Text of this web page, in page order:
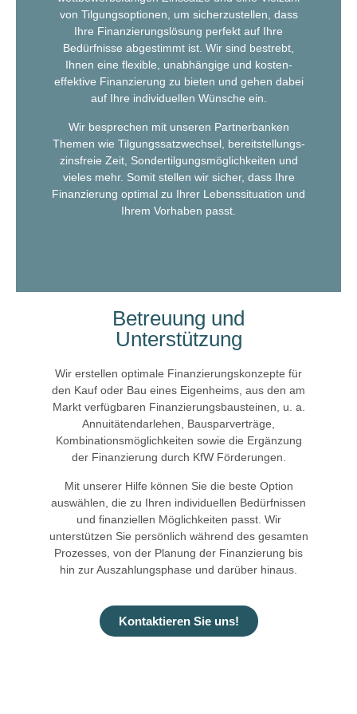
von Tilgungsoptionen, um sicherzustellen, dass
Ihre Finanzierungslösung perfekt auf Ihre
Bedürfnisse abgestimmt ist. Wir sind bestrebt,
Ihnen eine flexible, unabhängige und kosten­
effektive Finanzierung zu bieten und gehen dabei
auf Ihre individuellen Wünsche ein.
Wir besprechen mit unseren Partnerbanken
Themen wie Tilgungssatzwechsel, bereitstellungs­
zinsfreie Zeit, Sondertilgungs­möglichkeiten und
vieles mehr. Somit stellen wir sicher, dass Ihre
Finanzierung optimal zu Ihrer Lebenssituation und
Ihrem Vorhaben passt.
Betreuung und
Unterstützung
Wir erstellen optimale Finanzierungskonzepte für
den Kauf oder Bau eines Eigenheims, aus den am
Markt verfügbaren Finanzierungsbausteinen, u. a.
Annuitätendarlehen, Bausparverträge,
Kombinationsmöglichkeiten sowie die Ergänzung
der Finanzierung durch KfW Förderungen.
Mit unserer Hilfe können Sie die beste Option
auswählen, die zu Ihren individuellen Bedürfnissen
und finanziellen Möglichkeiten passt. Wir
unterstützen Sie persönlich während des gesamten
Prozesses, von der Planung der Finanzierung bis
hin zur Auszahlungsphase und darüber hinaus.
Kontaktieren Sie uns!